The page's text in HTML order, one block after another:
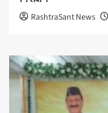
RashtraSant News